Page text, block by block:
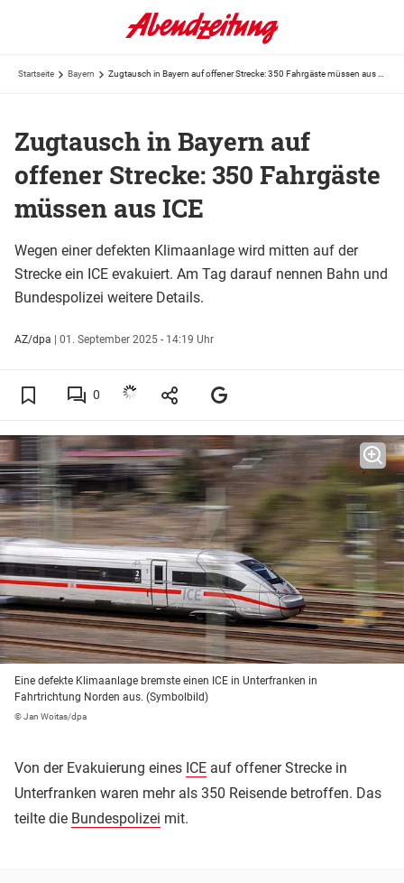
Startseite Bayern
Zugtausch in Bayern auf
offener Strecke: 350 Fahrgäste
müssen aus ICE
Wegen einer defekten Klimaanlage wird mitten auf der
Strecke ein ICE evakuiert. Am Tag darauf nennen Bahn und
Bundespolizei weitere Details.
AZ/dpa | 01. September 2025 - 14:19 Uhr
0
Eine defekte Klimaanlage bremste einen ICE in Unterfranken in
Fahrtrichtung Norden aus. (Symbolbild)
© Jan Woitas/dpa
Von der Evakuierung eines ICE auf offener Strecke in
Unterfranken waren mehr als 350 Reisende betroffen. Das
teilte die Bundespolizei mit.